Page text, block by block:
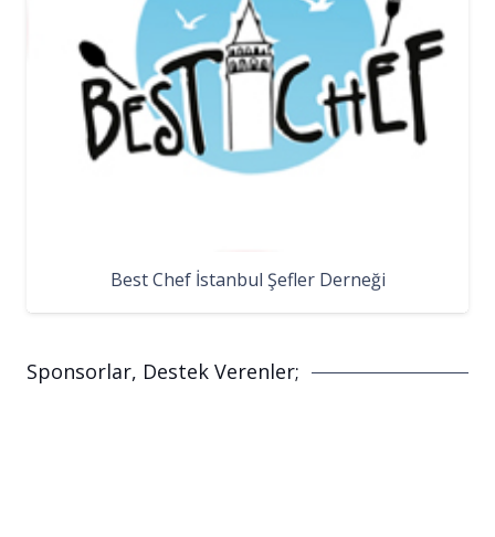
Best Chef İstanbul Şefler Derneği
Sponsorlar, Destek Verenler;